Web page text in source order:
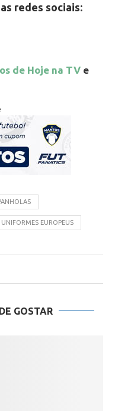
redes sociais:
de Hoje na TV e
UNIFORMES EUROPEUS
GOSTAR